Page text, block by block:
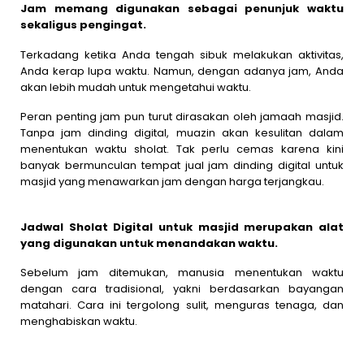
Jam memang digunakan sebagai penunjuk waktu
sekaligus pengingat.
Terkadang ketika Anda tengah sibuk melakukan aktivitas,
Anda kerap lupa waktu. Namun, dengan adanya jam, Anda
akan lebih mudah untuk mengetahui waktu.
Peran penting jam pun turut dirasakan oleh jamaah masjid.
Tanpa jam dinding digital, muazin akan kesulitan dalam
menentukan waktu sholat. Tak perlu cemas karena kini
banyak bermunculan tempat jual jam dinding digital untuk
masjid yang menawarkan jam dengan harga terjangkau.
Jadwal Sholat Digital untuk masjid merupakan alat
yang digunakan untuk menandakan waktu.
Sebelum jam ditemukan, manusia menentukan waktu
dengan cara tradisional, yakni berdasarkan bayangan
matahari. Cara ini tergolong sulit, menguras tenaga, dan
menghabiskan waktu.